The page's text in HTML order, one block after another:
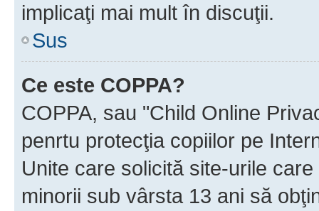
implicaţi mai mult în discuţii.
Sus
Ce este COPPA?
COPPA, sau "Child Online
penrtu protecţia copiilor pe
Unite care solicită site-urile
minorii sub vârsta 13 ani să